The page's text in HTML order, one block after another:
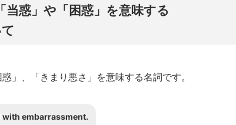
惑」や「困惑」を意味する
」、「きまり悪さ」を意味する名詞です。
with embarrassment.